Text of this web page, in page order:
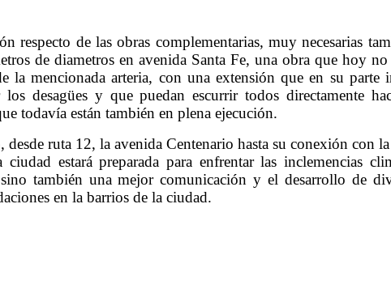
respecto de las obras complementarias, muy necesarias
de diametros en avenida Santa Fe, una obra que hoy
la mencionada arteria, con una extensión que en su
desagües y que puedan escurrir todos directamente
todavía están también en plena ejecución.
desde ruta 12, la avenida Centenario hasta su conexión con
estará preparada para enfrentar las inclemencias
también una mejor comunicación y el desarrollo de
en la barrios de la ciudad.